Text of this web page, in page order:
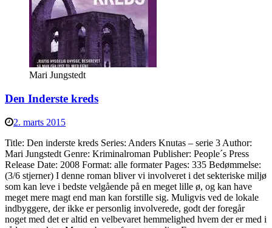
Mari Jungstedt
Den Inderste kreds
2. marts 2015
Title: Den inderste kreds Series: Anders Knutas – serie 3 Author:
Mari Jungstedt Genre: Kriminalroman Publisher: People´s Press
Release Date: 2008 Format: alle formater Pages: 335 Bedømmelse:
(3/6 stjerner) I denne roman bliver vi involveret i det sekteriske miljø
som kan leve i bedste velgående på en meget lille ø, og kan have
meget mere magt end man kan forstille sig. Muligvis ved de lokale
indbyggere, der ikke er personlig involverede, godt der foregår
noget med det er altid en velbevaret hemmelighed hvem der er med i